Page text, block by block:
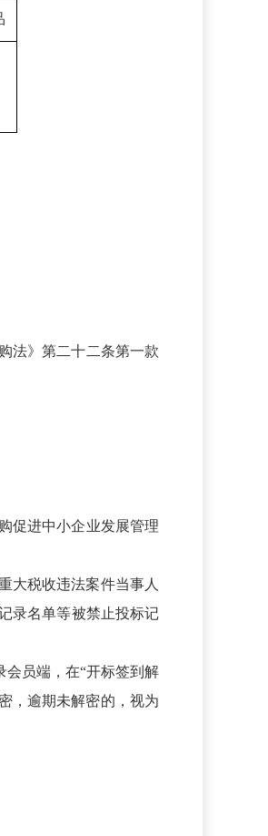
法》第二十二条第一款
促进中小企业发展管理
大税收违法案件当事人
录名单等被禁止投标记
会员端，在“开标签到解
，逾期未解密的，视为